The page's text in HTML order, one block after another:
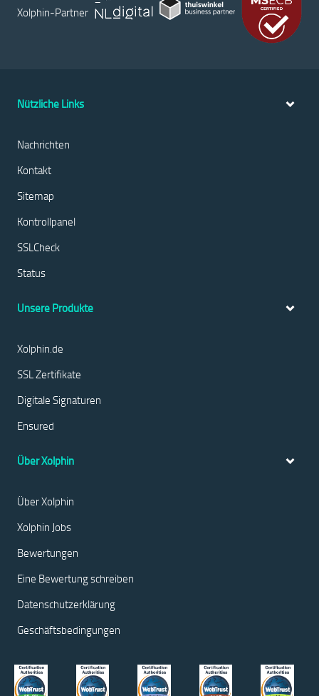
Xolphin-Partner
Nützliche Links
Nachrichten
Kontakt
Sitemap
Kontrollpanel
SSLCheck
Status
Unsere Produkte
Xolphin.de
SSL Zertifikate
Digitale Signaturen
Ensured
Über Xolphin
Über Xolphin
Xolphin Jobs
Bewertungen
Eine Bewertung schreiben
Datenschutzerklärung
Geschäftsbedingungen